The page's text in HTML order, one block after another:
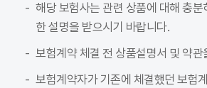
해당 보험사는 관련 상품에 대해 충
한 설명을 받으시기 바랍니다.
보험계약 체결 전 상품설명서 및 약
보험계약자가 기존에 체결했던 보험